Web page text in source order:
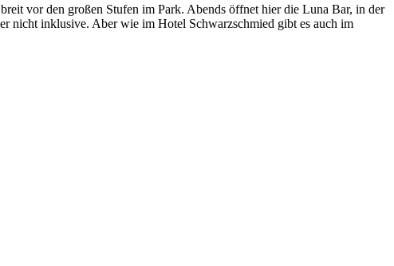
vor den großen Stufen im Park. Abends öffnet hier die Luna Bar, in der
nicht inklusive. Aber wie im Hotel Schwarzschmied gibt es auch im